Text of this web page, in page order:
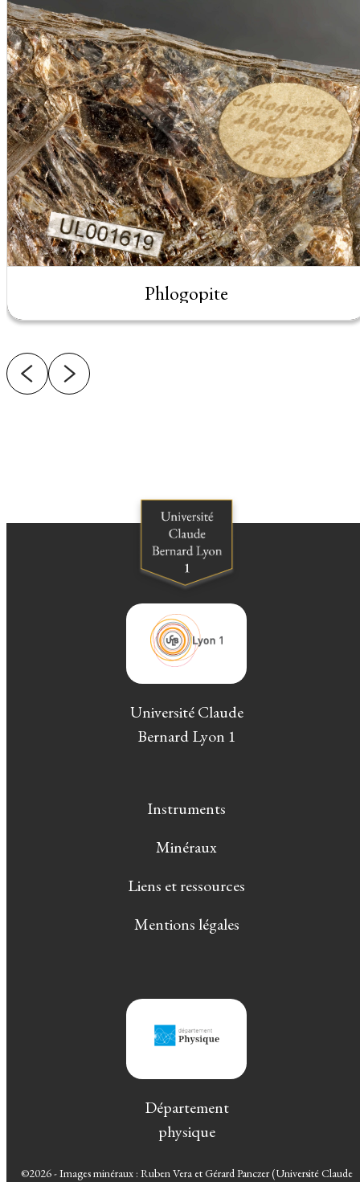
Phlogopite
Université Claude
Bernard Lyon 1
Instruments
Minéraux
Liens et ressources
Mentions légales
Département
physique
©2026 - Images minéraux : Ruben Vera et Gérard Panczer (Université Claude